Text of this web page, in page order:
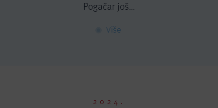
Pogačar još...
Više
2024.